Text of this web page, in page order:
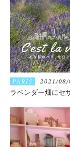
PARIS 2021/08/
ラベンダー畑にセ